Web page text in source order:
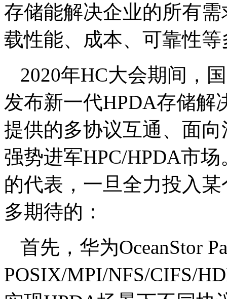
存储能解决企业的所有
载性能、成本、可靠性
2020年HC大会期间，
发布新一代HPDA存储解
提供的多协议互通、面
强势进军HPC/HPDA市
的代表，一旦全力投入
多期待的：
首先，华为OceanStor
POSIX/MPI/NFS/CIFS/